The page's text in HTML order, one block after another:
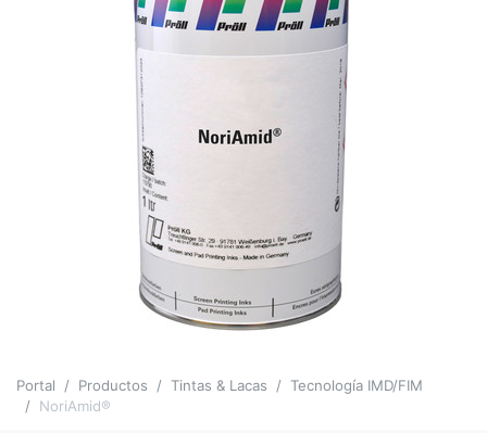
Portal Productos Tintas & Lacas
Tecnología IMD/FIM
NoriAmid®